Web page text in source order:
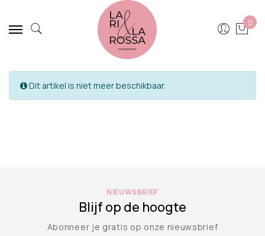
0
Dit artikel is niet meer beschikbaar.
NIEUWSBRIEF
Blijf op de hoogte
Abonneer je gratis op onze nieuwsbrief